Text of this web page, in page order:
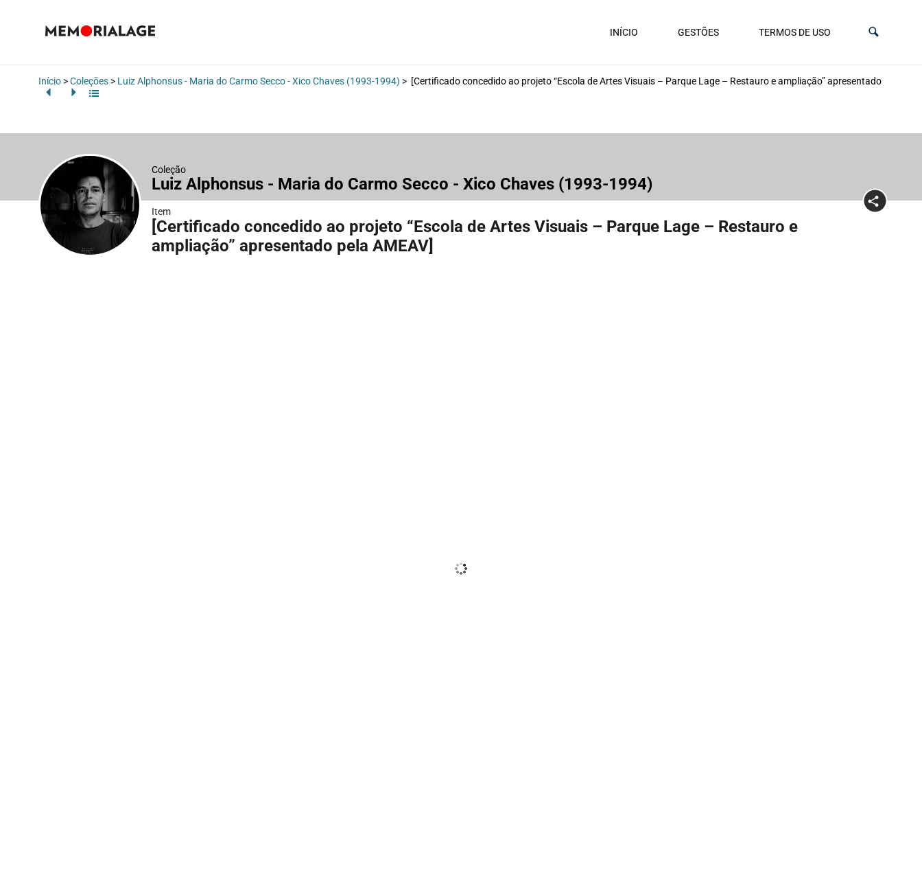
INÍCIO GESTÕES TERMOS DE USO
Início >Coleções > Luiz Alphonsus - Maria do Carmo Secco - Xico Chaves (1993-1994) > [Certificado concedido ao projeto “Escola de Artes Visuais – Parque Lage – Restauro e ampliação” apresentado pela
Coleção
Luiz Alphonsus - Maria do Carmo Secco - Xico Chaves (1993-1994)
Item
[Certificado concedido ao projeto “Escola de Artes Visuais – Parque Lage – Restauro e
ampliação” apresentado pela AMEAV]